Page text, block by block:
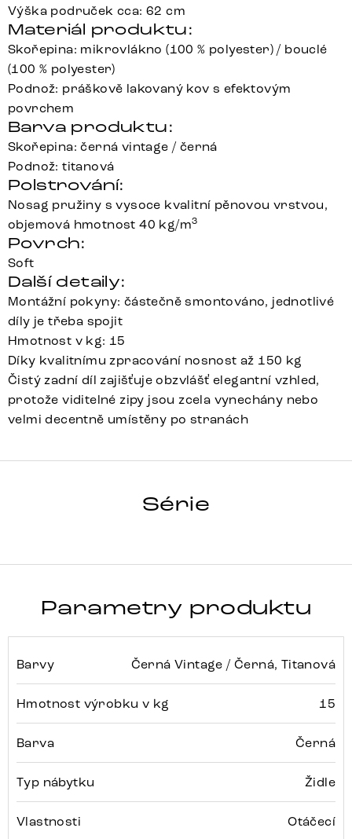
Výška područek cca: 62 cm
Materiál produktu:
Skořepina: mikrovlákno (100 % polyester) / bouclé
(100 % polyester)
Podnož: práškově lakovaný kov s efektovým
povrchem
Barva produktu:
Skořepina: černá vintage / černá
Podnož: titanová
Polstrování:
Nosag pružiny s vysoce kvalitní pěnovou vrstvou,
objemová hmotnost 40 kg/m3
Povrch:
Soft
Další detaily:
Montážní pokyny: částečně smontováno, jednotlivé
díly je třeba spojit
Hmotnost v kg: 15
Díky kvalitnímu zpracování nosnost až 150 kg
Čistý zadní díl zajišťuje obzvlášť elegantní vzhled,
protože viditelné zipy jsou zcela vynechány nebo
velmi decentně umístěny po stranách
Série
ABELIA-FLEX
Parametry produktu
Barvy Černá Vintage / Černá, Titanová
Hmotnost výrobku v kg 15
Barva Černá
Typ nábytku Židle
Vlastnosti Otáčecí